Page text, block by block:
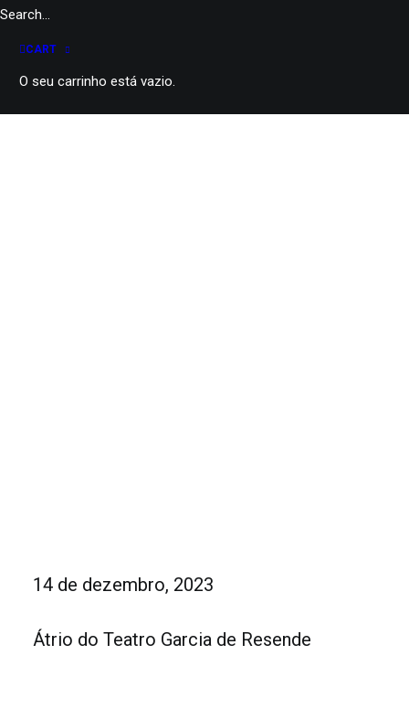
CART
O seu carrinho está vazio.
14 de dezembro, 2023
Átrio do Teatro Garcia de Resende